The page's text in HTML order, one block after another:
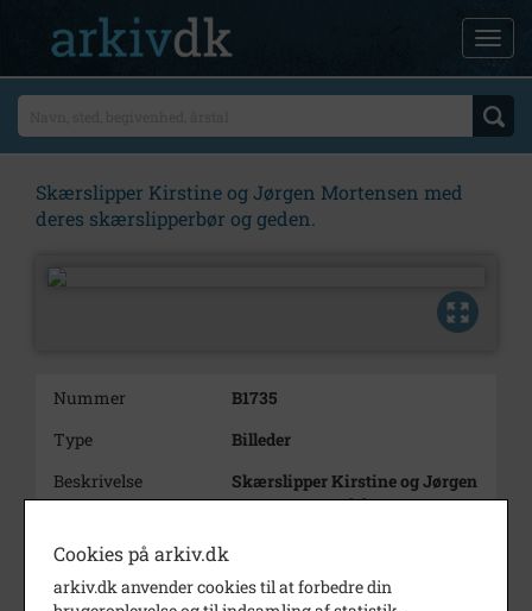
Skærslipper Kirstine og Jørgen Mortensen med
deres skærslipperbør og geden.
Nummer
B1735
Type
Billeder
Beskrivelse
Skærslipper Kirstine og Jørgen
Mortensen med deres
Årstal
1920
Cookies på arkiv.dk
arkiv.dk anvender cookies til at forbedre din